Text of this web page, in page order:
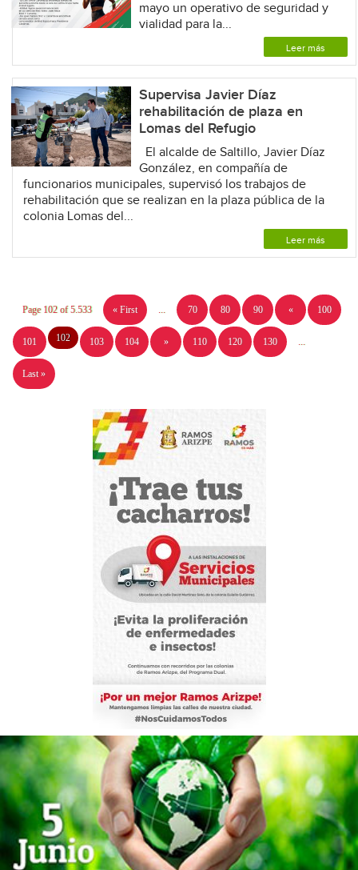
mayo un operativo de seguridad y
vialidad para la...
Leer más
Supervisa Javier Díaz
rehabilitación de plaza en
Lomas del Refugio
El alcalde de Saltillo, Javier Díaz
González, en compañía de
funcionarios municipales, supervisó los trabajos de
rehabilitación que se realizan en la plaza pública de la
colonia Lomas del...
Leer más
Page 102 of 5.533 « First 70 80 90 « 100
101 102 103 104 » 110 120 130
Last »